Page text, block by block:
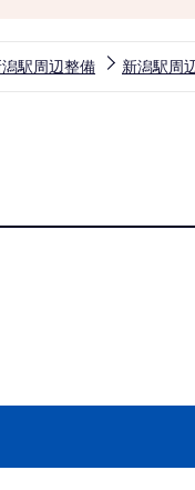
潟駅周辺整備 新潟駅周